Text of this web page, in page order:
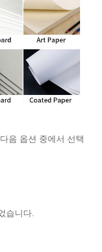
음 옵션 중에서 선택
습니다.